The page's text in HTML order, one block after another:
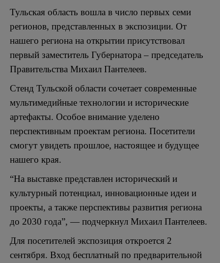
Тульская область вошла в число первых семи
регионов, представленных в экспозиции. От
нашего региона на открытии присутствовал
первый заместитель Губернатора – председатель
Правительства Михаил Пантелеев.
Стенд Тульской области сочетает современные
мультимедийные технологии и исторические
артефакты. Особое внимание уделено
перспективным проектам региона. Посетители
смогут увидеть прошлое, настоящее и будущее
нашего края.
“На выставке представлен исторический и
культурный потенциал, инновационные идеи и
проекты, а также перспективы развития региона
до 2030 года”, — подчеркнул Михаил Пантелеев.
Для посетителей экспозиция откроется 2
сентября. Вход бесплатный по предварительной